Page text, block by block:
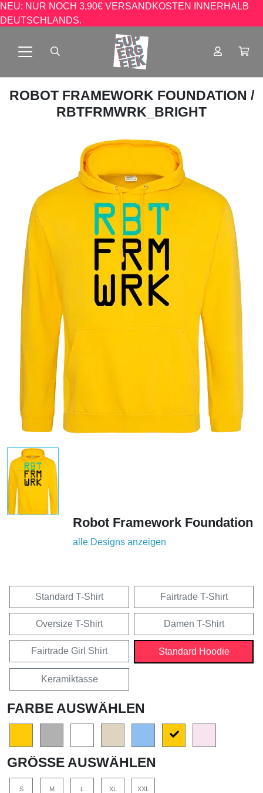
NEU: NUR NOCH 3,90€ VERSANDKOSTEN INNERHALB
DEUTSCHLANDS.
ROBOT FRAMEWORK FOUNDATION /
RBTFRMWRK_BRIGHT
Robot Framework Foundation
alle Designs anzeigen
Standard T-Shirt Fairtrade T-Shirt
Oversize T-Shirt Damen T-Shirt
Fairtrade Girl Shirt Standard Hoodie
Keramiktasse
FARBE AUSWÄHLEN
GRÖSSE AUSWÄHLEN
S M L XL XXL